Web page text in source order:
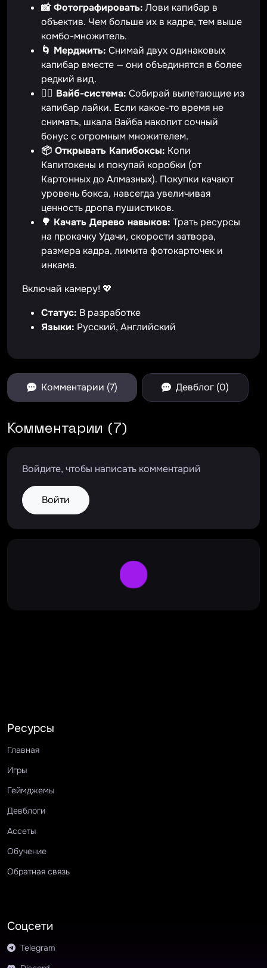
📸 Фотографировать: Лови капибар в
объектив. Чем больше их в кадре, тем выше
комбо-множитель.
🌀 Мерджить: Снимай двух одинаковых
капибар вместе — они объединятся в более
редкий вид.
🧘‍♂️ Вайб-система: Собирай вылетающие из
капибар лайки. Если какое-то время не
снимать, шкала Вайба накопит сочный
бонус с огромным множителем.
📦 Открывать Капибоксы: Копи
Капитокены и покупай коробки (от
Картонных до Алмазных). Покупки качают
уровень бокса, навсегда увеличивая
ценность дропа пушистиков.
🌳 Качать Дерево навыков: Трать ресурсы
на прокачку Удачи, скорости затвора,
размера кадра, лимита фотокарточек и
инкама.
Включай камеру! 💖
Статус: В разработке
Языки: Русский, Английский
Комментарии (7) Девблог (0)
Комментарии (7)
Войдите, чтобы написать комментарий
Войти
Ресурсы
Главная
Игры
Геймджемы
Девблоги
Ассеты
Обучение
Обратная связь
Соцсети
Telegram